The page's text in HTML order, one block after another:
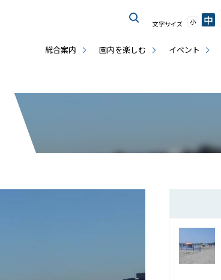
総合案内 園内を楽しむ イベント
文字サイズ 小 中